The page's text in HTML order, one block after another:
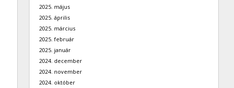
2025. május
2025. április
2025. március
2025. február
2025. január
2024. december
2024. november
2024. október